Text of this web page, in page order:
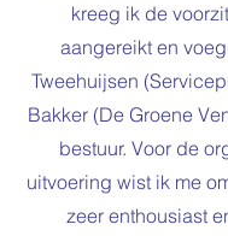
kreeg ik de
aangereikt en
Tweehuijsen
Bakker (De Groene
bestuur. Voor de
uitvoering wist ik me
zeer enthousiast